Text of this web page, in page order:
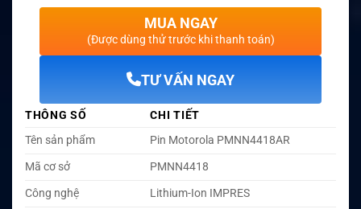
MUA NGAY
(Được dùng thử trước khi thanh toán)
TƯ VẤN NGAY
THÔNG SỐ
CHI TIẾT
Tên sản phẩm
Pin Motorola PMNN4418AR
Mã cơ sở
PMNN4418
Công nghệ
Lithium-Ion IMPRES